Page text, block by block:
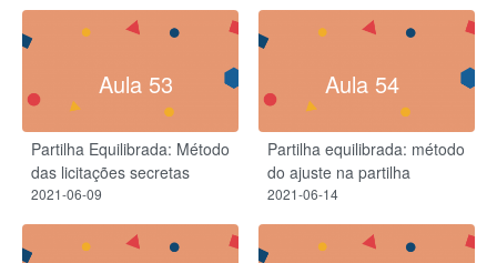
Aula 53
Partilha Equilibrada: Método
das licitações secretas
2021-06-09
Aula 54
Partilha equilibrada: método
do ajuste na partilha
2021-06-14